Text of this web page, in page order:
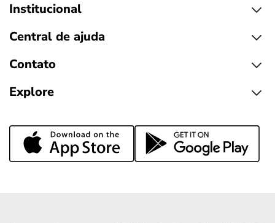
Institucional
Central de ajuda
Contato
Explore